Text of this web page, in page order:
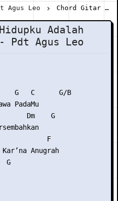
Agus Leo Chord Gitar Hidupku Adalah Penyembahan - Pdt Agus Leo
Adalah
- Pdt Agus Leo
G   C      G/B
PadaMu
Dm    G
F
Anugrah
G